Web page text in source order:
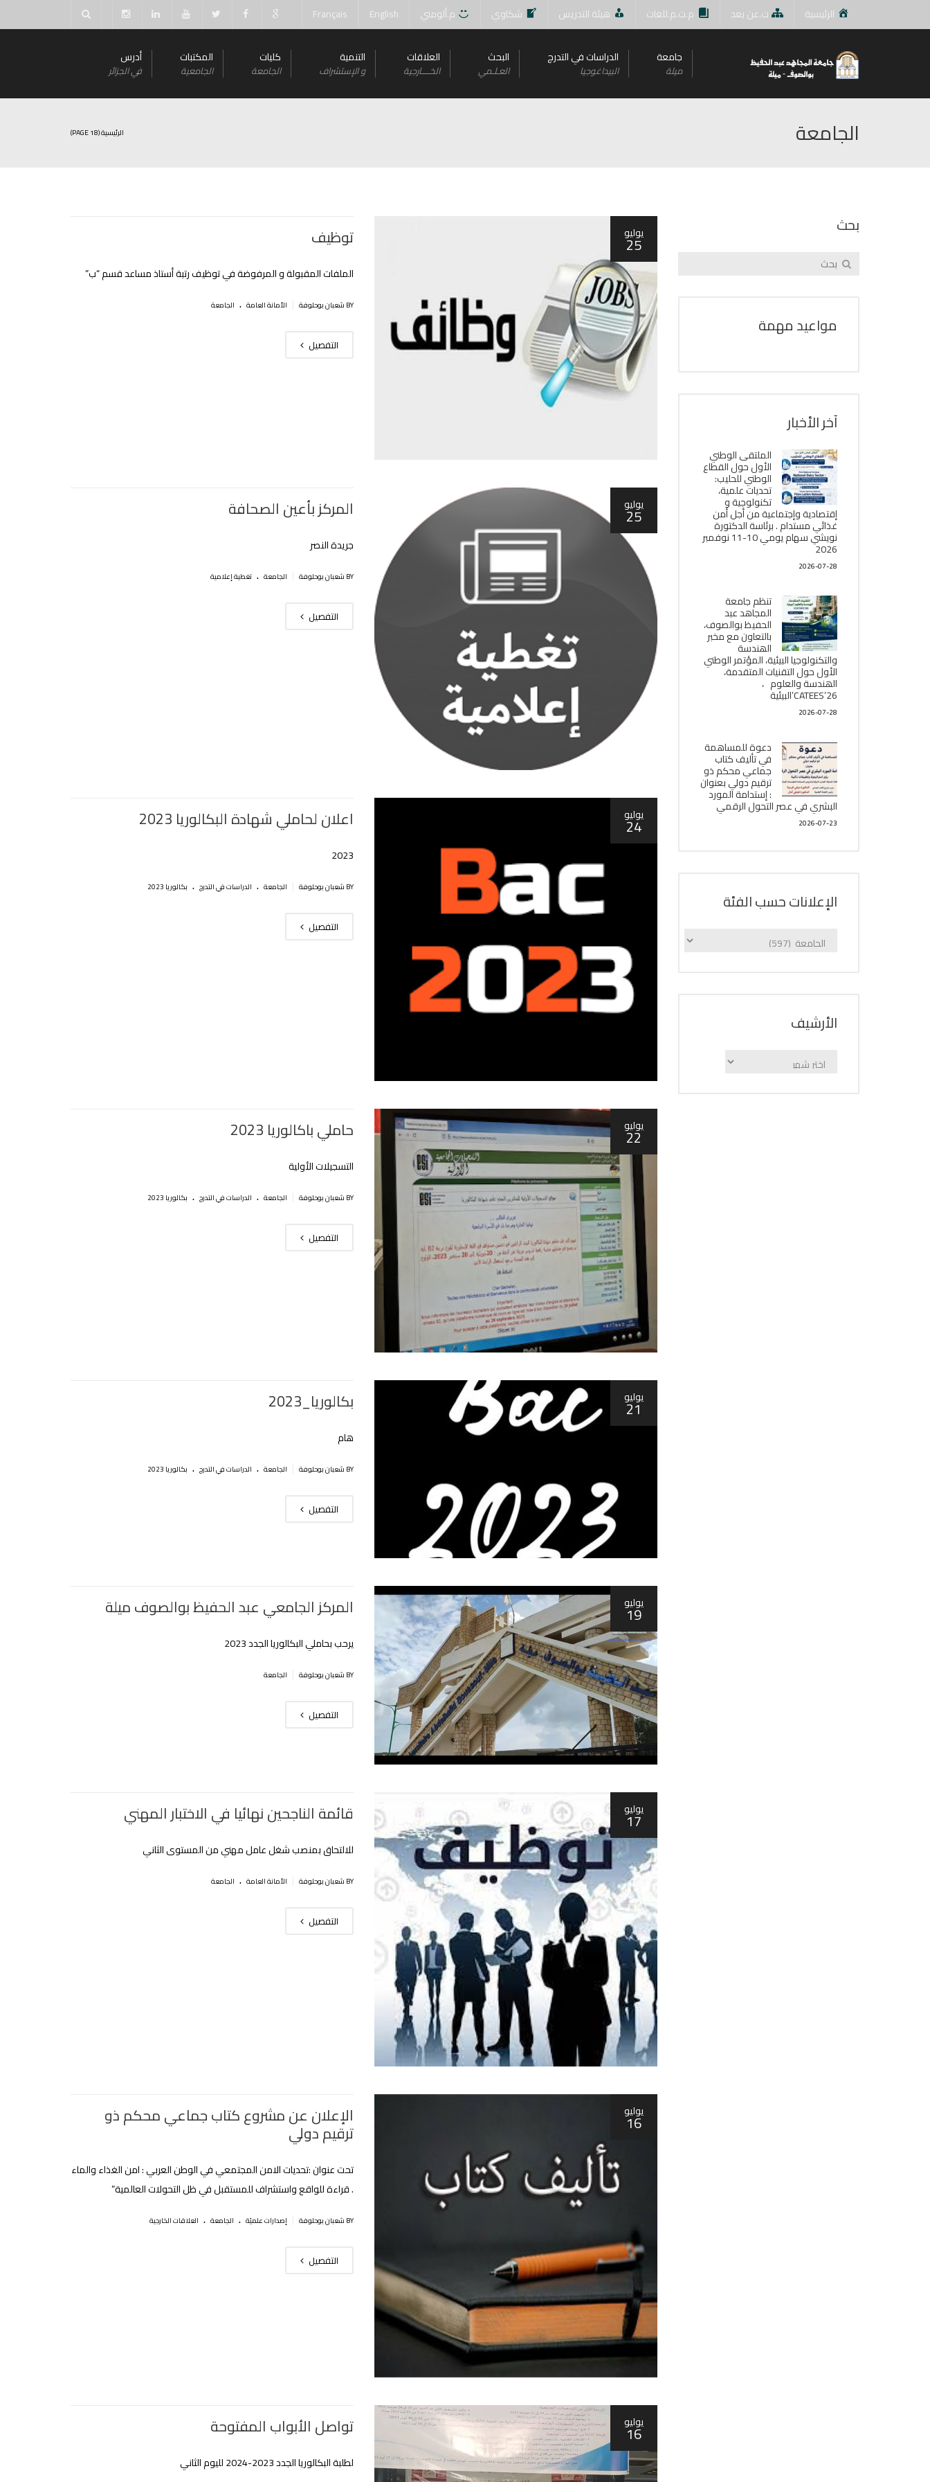
الرئيسية ت.عن بعد م.ت.م.للغات هيئة التدريس شكاوي م.ألومني English
Français
جامعة
ميلة
الدراسات في التدرج
البيداغوجيا
البحث
العـلـمي
العلاقات
الخــــارجية
التنمية
و اﻹستشراف
كليات
الجامعة
المكتبات
الجامعية
أدرس
في الجزائر
الجامعة الرئيسية(PAGE 18)
يوليو
25 توظيف
الملفات المقبولة و المرفوضة في توظيف رتبة أستاذ مساعد قسم “ب”
BY شعبان بوحلوفة اﻷمانة العامة . الجامعة
التفصيل
يوليو
25 المركز بأعين الصحافة
جريدة النصر
BY شعبان بوحلوفة الجامعة . تغطية إعلامية
التفصيل
يوليو
24 اعلان لحاملي شهادة البكالوريا 2023
2023
BY شعبان بوحلوفة الجامعة . الدراسات في التدرج . بكالوريا 2023
التفصيل
يوليو
22 حاملي باكالوريا 2023
التسجيلات الأولية
BY شعبان بوحلوفة الجامعة . الدراسات في التدرج . بكالوريا 2023
التفصيل
يوليو
21 بكالوريا_2023
هام
BY شعبان بوحلوفة الجامعة . الدراسات في التدرج . بكالوريا 2023
التفصيل
يوليو
19 المركز الجامعي عبد الحفيظ بوالصوف ميلة
يرحب بحاملي البكالوريا الجدد 2023
BY شعبان بوحلوفة الجامعة
التفصيل
يوليو
17 قائمة الناجحين نهائيا في الاختبار المهني
للالتحاق بمنصب شغل عامل مهني من المستوى الثاني
BY شعبان بوحلوفة اﻷمانة العامة . الجامعة
التفصيل
يوليو
16 الإعلان عن مشروع كتاب جماعي محكم ذو
ترقيم دولي
تحت عنوان :تحديات الامن المجتمعي في الوطن العربي : امن الغذاء والماء
. قراءة للواقع واستشراف للمستقبل في ظل التحولات العالمية”
BY شعبان بوحلوفة إصدارات علميّة . الجامعة . العلاقات الخارجية
التفصيل
يوليو
16 تواصل الأبواب المفتوحة
لطلبة البكالوريا الجدد 2023-2024 لليوم الثاني
بحث
مواعيد مهمة
آخر الأخبار
الملتقى الوطني
الأول حول القطاع
الوطني للحليب:
تحديات علمية،
تكنولوجية و
إقتصادية وإجتماعية من أجل أمن
غذائي مستدام . برئاسة الدكتورة
نويشي سهام يومي 10-11 نوفمبر
2026
2026-07-28
تنظم جامعة
المجاهد عبد
الحفيظ بوالصوف،
بالتعاون مع مخبر
الھندسة
والتكنولوجيا البیئیة، المؤتمر الوطني
الأول حول التقنيات المتقدمة،
الھندسة والعلوم ،
CATEES’26’البیئية
2026-07-28
دعوة للمساهمة
في تأليف كتاب
جماعي محكم ذو
ترقيم دولي بعنوان
: إستدامة المورد
البشري في عصر التحول الرقمي
2026-07-23
الإعلانات حسب الفئة
الإعلانات
اﻷرشيف
اﻷرشيف